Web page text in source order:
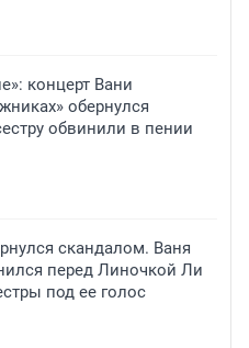
концерт Вани
обернулся
обвинили в пении
скандалом. Ваня
перед Линочкой Ли
под ее голос